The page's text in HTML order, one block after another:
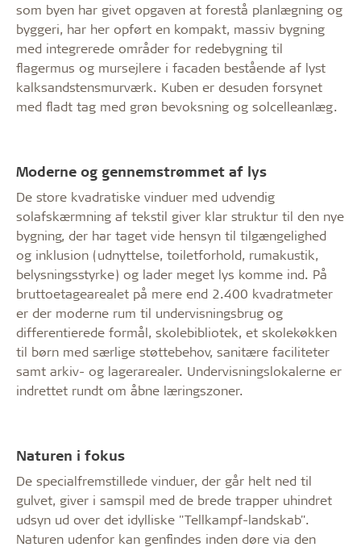
som byen har givet opgaven at forestå planlægning og
byggeri, har her opført en kompakt, massiv bygning
med integrerede områder for redebygning til
flagermus og mursejlere i facaden bestående af lyst
kalksandstensmurværk. Kuben er desuden forsynet
med fladt tag med grøn bevoksning og solcelleanlæg.
Moderne og gennemstrømmet af lys
De store kvadratiske vinduer med udvendig
solafskærmning af tekstil giver klar struktur til den nye
bygning, der har taget vide hensyn til tilgængelighed
og inklusion (udnyttelse, toiletforhold, rumakustik,
belysningsstyrke) og lader meget lys komme ind. På
bruttoetagearealet på mere end 2.400 kvadratmeter
er der moderne rum til undervisningsbrug og
differentierede formål, skolebibliotek, et skolekøkken
til børn med særlige støttebehov, sanitære faciliteter
samt arkiv- og lagerarealer. Undervisningslokalerne er
indrettet rundt om åbne læringszoner.
Naturen i fokus
De specialfremstillede vinduer, der går helt ned til
gulvet, giver i samspil med de brede trapper uhindret
udsyn ud over det idylliske "Tellkampf-landskab".
Naturen udenfor kan genfindes inden døre via den